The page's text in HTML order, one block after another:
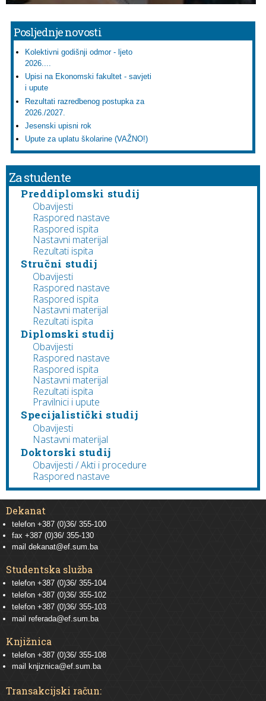
Posljednje novosti
Kolektivni godišnji odmor - ljeto
2026....
Upisi na Ekonomski fakultet - savjeti
i upute
Rezultati razredbenog postupka za
2026./2027.
Jesenski upisni rok
Upute za uplatu školarine (VAŽNO!)
Za studente
Preddiplomski studij
Obavijesti
Raspored nastave
Raspored ispita
Nastavni materijal
Rezultati ispita
Stručni studij
Obavijesti
Raspored nastave
Raspored ispita
Nastavni materijal
Rezultati ispita
Diplomski studij
Obavijesti
Raspored nastave
Raspored ispita
Nastavni materijal
Rezultati ispita
Pravilnici i upute
Specijalistički studij
Obavijesti
Nastavni materijal
Doktorski studij
Obavijesti / Akti i procedure
Raspored nastave
Dekanat
telefon +387 (0)36/ 355-100
fax +387 (0)36/ 355-130
mail dekanat@ef.sum.ba
Studentska služba
telefon +387 (0)36/ 355-104
telefon +387 (0)36/ 355-102
telefon +387 (0)36/ 355-103
mail referada@ef.sum.ba
Knjižnica
telefon +387 (0)36/ 355-108
mail
knjiznica@ef.sum.ba
Transakcijski račun: